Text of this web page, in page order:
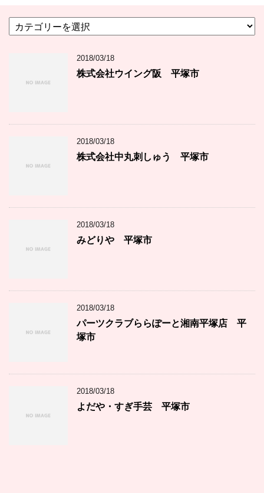
テ
2018/03/18
株式会社ウイング阪 平塚市
2018/03/18
株式会社中丸刺しゅう 平塚市
2018/03/18
みどりや 平塚市
2018/03/18
パーツクラブららぽーと湘南平塚店 平
塚市
2018/03/18
よだや・すぎ手芸 平塚市